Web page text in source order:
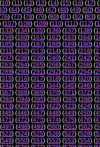
10) (11) (12) (13) (14) (15) (16) (17) (
) (44) (45) (46) (47) (48) (49) (50) (
76) (77) (78) (79) (80) (81) (82) (83) (
(107) (108) (109) (110) (111) (112) (
133) (134) (135) (136) (137) (138) (
159) (160) (161) (162) (163) (164) (
185) (186) (187) (188) (189) (190) (
211) (212) (213) (214) (215) (216) (
237) (238) (239) (240) (241) (242) (
263) (264) (265) (266) (267) (268) (
289) (290) (291) (292) (293) (294) (
315) (316) (317) (318) (319) (320) (
341) (342) (343) (344) (345) (346) (
367) (368) (369) (370) (371) (372) (
393) (394) (395) (396) (397) (398) (
419) (420) (421) (422) (423) (424) (
445) (446) (447) (448) (449) (450) (
471) (472) (473) (474) (475) (476) (
497) (498) (499) (500) (501) (502) (
523) (524) (525) (526) (527) (528) (
549) (550) (551) (552) (553) (554) (